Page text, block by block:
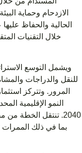
الازدحام وحماية
الحالية والحفاظ
خلال التقنيات
ويشمل التوسع
للنقل والدراجات
المرور. وتتركز
النمو الإقليمية
2040. تنتقل الخطة
بما في ذلك الممرات